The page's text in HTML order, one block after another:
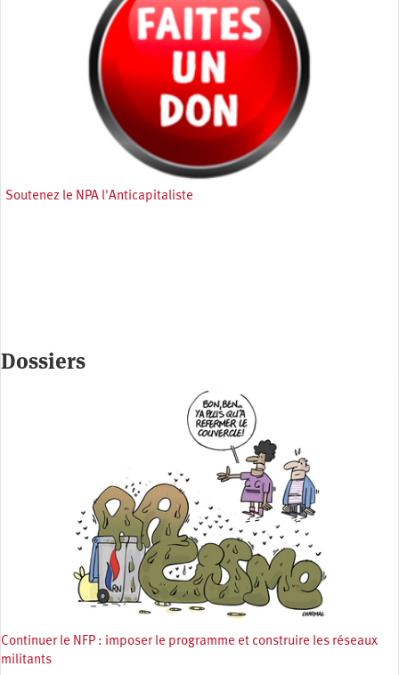
Soutenez le NPA l'Anticapitaliste
Dossiers
Continuer le NFP : imposer le programme et construire les réseaux
militants